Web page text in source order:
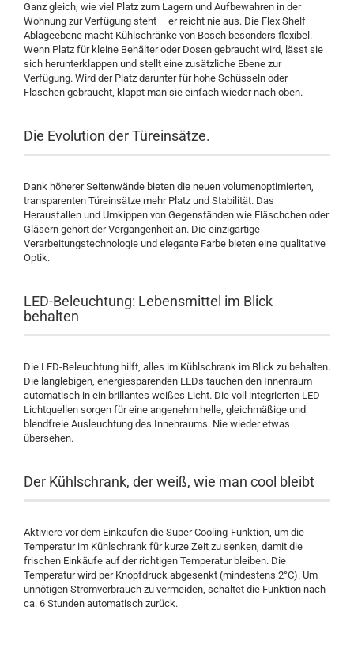
Ganz gleich, wie viel Platz zum Lagern und Aufbewahren in der
Wohnung zur Verfügung steht – er reicht nie aus. Die Flex Shelf
Ablageebene macht Kühlschränke von Bosch besonders flexibel.
Wenn Platz für kleine Behälter oder Dosen gebraucht wird, lässt sie
sich herunterklappen und stellt eine zusätzliche Ebene zur
Verfügung. Wird der Platz darunter für hohe Schüsseln oder
Flaschen gebraucht, klappt man sie einfach wieder nach oben.
Die Evolution der Türeinsätze.
Dank höherer Seitenwände bieten die neuen volumenoptimierten,
transparenten Türeinsätze mehr Platz und Stabilität. Das
Herausfallen und Umkippen von Gegenständen wie Fläschchen oder
Gläsern gehört der Vergangenheit an. Die einzigartige
Verarbeitungstechnologie und elegante Farbe bieten eine qualitative
Optik.
LED-Beleuchtung: Lebensmittel im Blick
behalten
Die LED-Beleuchtung hilft, alles im Kühlschrank im Blick zu behalten.
Die langlebigen, energiesparenden LEDs tauchen den Innenraum
automatisch in ein brillantes weißes Licht. Die voll integrierten LED-
Lichtquellen sorgen für eine angenehm helle, gleichmäßige und
blendfreie Ausleuchtung des Innenraums. Nie wieder etwas
übersehen.
Der Kühlschrank, der weiß, wie man cool bleibt
Aktiviere vor dem Einkaufen die Super Cooling-Funktion, um die
Temperatur im Kühlschrank für kurze Zeit zu senken, damit die
frischen Einkäufe auf der richtigen Temperatur bleiben. Die
Temperatur wird per Knopfdruck abgesenkt (mindestens 2°C). Um
unnötigen Stromverbrauch zu vermeiden, schaltet die Funktion nach
ca. 6 Stunden automatisch zurück.